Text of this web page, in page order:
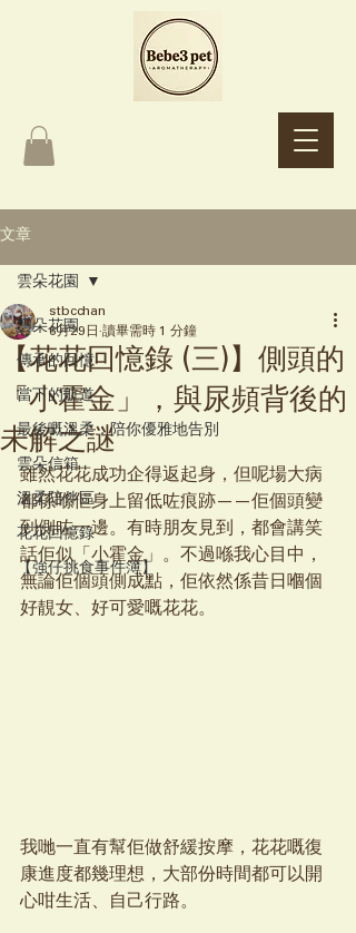
文章
雲朵花園
傳承的回憶
當下的航道
最後嘅溫柔：陪你優雅地告別
雲朵信箱
溫柔陪伴區
花花回憶錄
【強仔挑食事件簿】
雲朵花園
【花花回憶錄 (三)】側頭的
「小霍金」，與尿頻背後的
未解之謎
stbcchan
6月29日 讀畢需時 1 分鐘
雖然花花成功企得返起身，但呢場大病
都係喺佢身上留低咗痕跡——佢個頭變
到側咗一邊。有時朋友見到，都會講笑
話佢似「小霍金」。不過喺我心目中，
無論佢個頭側成點，佢依然係昔日嗰個
好靚女、好可愛嘅花花。
我哋一直有幫佢做舒緩按摩，花花嘅復
康進度都幾理想，大部份時間都可以開
心咁生活、自己行路。